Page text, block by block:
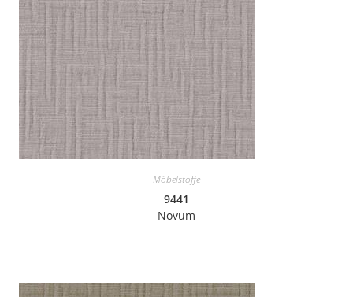
Möbelstoffe
9441
Novum